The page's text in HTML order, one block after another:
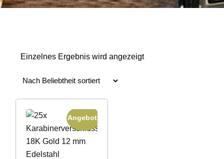
Einzelnes Ergebnis wird angezeigt
Angebot!